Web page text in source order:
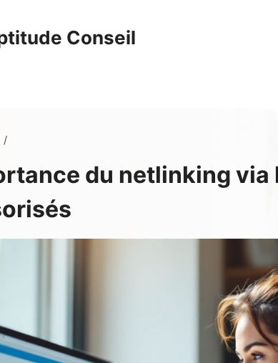
Conseil
/
du netlinking